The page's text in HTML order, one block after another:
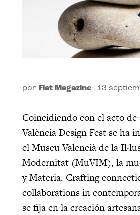
por Flat Magazine| 13
Coincidiendo con el acto
València Design Fest se ha
el Museu Valencià de la
Modernitat (MuVIM), la
y Materia. Crafting
collaborations in
se fija en la creación